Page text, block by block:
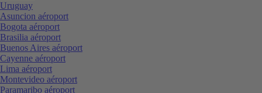
Uruguay
Asuncion aéroport
Bogota aéroport
Brasilia aéroport
Buenos Aires aéroport
Cayenne aéroport
Lima aéroport
Montevideo aéroport
Paramaribo aéroport